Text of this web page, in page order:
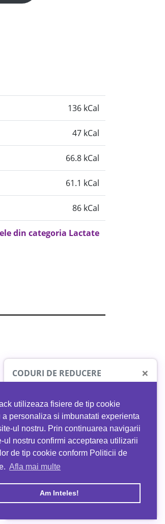
utilizeaza fisiere de tip cookie
a personaliza si imbunatati experienta
ul nostru. Prin continuarea navigarii
ul nostru confirmi acceptarea utilizarii
de tip cookie conform Politicii de
Afla mai multe
Am Inteles!
136 kCal
47 kCal
66.8 kCal
61.1 kCal
86 kCal
din categoria Lactate
CODURI DE REDUCERE ×
MYPROTEIN
Ai40%reducere la orice comandă
folosind codul EATTRACK